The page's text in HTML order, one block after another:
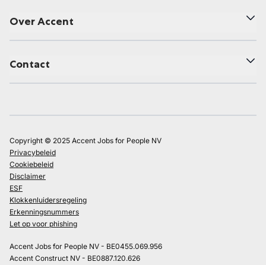
Over Accent
Contact
Copyright © 2025 Accent Jobs for People NV
Privacybeleid
Cookiebeleid
Disclaimer
ESF
Klokkenluidersregeling
Erkenningsnummers
Let op voor phishing
Accent Jobs for People NV - BE0455.069.956
Accent Construct NV - BE0887.120.626